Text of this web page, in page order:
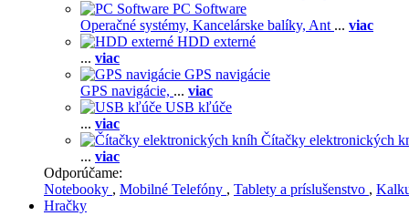
PC Software
Operačné systémy, Kancelárske balíky, Ant ... viac
HDD externé
... viac
GPS navigácie
GPS navigácie, ... viac
USB kľúče
... viac
Čítačky elektronických
... viac
Odporúčame:
Notebooky , Mobilné Telefóny , Tablety a príslušenstvo ,
Hračky